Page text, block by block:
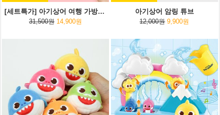
[세트특가] 아기상어 여행 가방스티커+여행용 파우치
31,500원 14,900원
아기상어 암링 튜브
12,000원 9,900원